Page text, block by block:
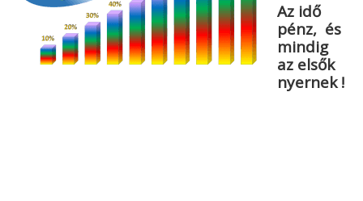
Az idő
pénz, és
mindig
az elsők
nyernek !